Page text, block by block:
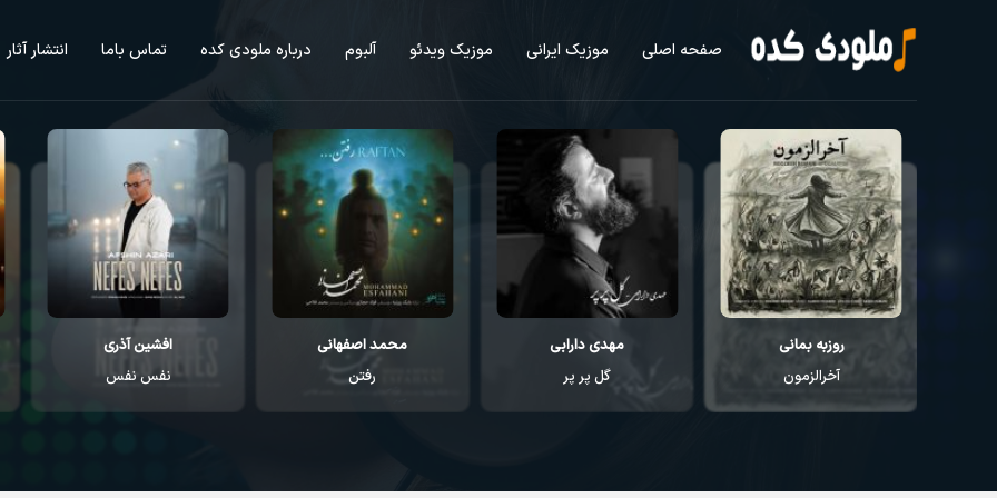
صفحه اصلی موزیک ایرانی موزیک ویدئو آلبوم درباره ملودی کده تماس باما انتشار آثار
روزبه بمانی
آخرالزمون
مهدی دارابی
گل پر پر
محمد اصفهانی
رفتن
افشین آذری
نفس نفس